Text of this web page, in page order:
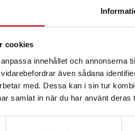
cookies
innehållet och annonserna
även sådana
med. Dessa kan i sin tur
samlat in när du har använt deras
han lära sig
till”